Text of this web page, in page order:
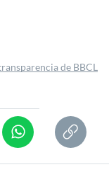
de BBCL